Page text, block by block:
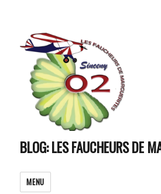
BLOG: LES FAUCHEURS DE
MENU